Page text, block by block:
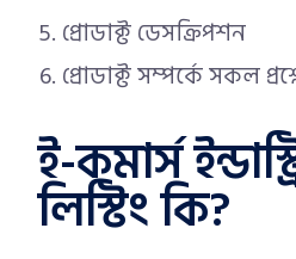
প্রোডাক্ট ডেসক্রিপশন
প্রোডাক্ট সম্পর্কে সকল
ই-কমার্স
লিস্টিং কি?